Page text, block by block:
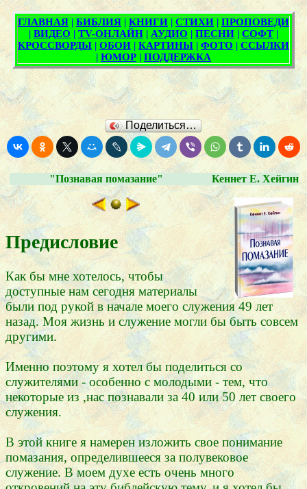
Поделиться…
"Познавая помазание" Кеннет Е. Хейгин
Предисловие
Как бы мне хотелось, чтобы
доступные нам сегодня материалы
были под рукой в начале моего служения 49 лет
назад. Моя жизнь и служение могли бы быть совсем
другими.
Именно поэтому я хотел бы поделиться со
служителями - особенно с молодыми - тем, что
некоторые из ,нас познавали за 40 или 50 лет своего
служения.
В этой книге я намерен изложить свое понимание
помазания, определившееся за полувековое
служение. В моем духе есть очень много